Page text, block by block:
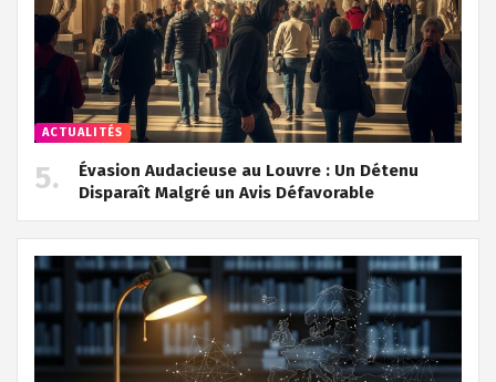
ACTUALITÉS
Évasion Audacieuse au Louvre : Un Détenu
Disparaît Malgré un Avis Défavorable